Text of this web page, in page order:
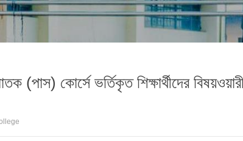
(পাস) কোর্সে ভর্তিকৃত শিক্ষার্থীদের